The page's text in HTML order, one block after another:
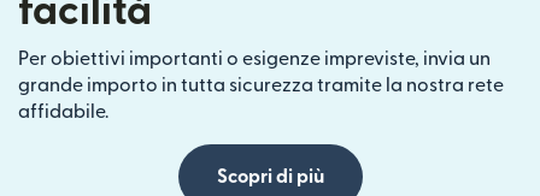
facilità
Per obiettivi importanti o esigenze impreviste, invia un
grande importo in tutta sicurezza tramite la nostra rete
affidabile.
Scopri di più